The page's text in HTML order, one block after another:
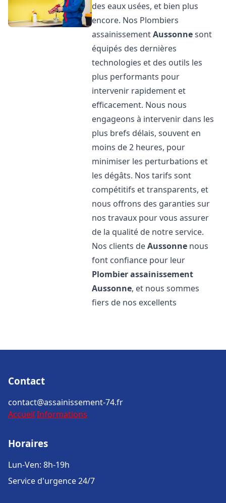
des eaux usées, et bien plus
encore. Nos Plombiers
assainissementAussonnesont
équipés des dernières
technologies et des outils les
plus performants pour
intervenir rapidement et
efficacement. Nous nous
engageons à intervenir dans les
plus brefs délais, souvent en
moins de 2 heures, pour
minimiser les perturbations et
les dégâts. Nos tarifs sont
compétitifs et transparents, et
nous offrons des garanties sur
nos travaux pour vous assurer
de la qualité de notre service.
Nos clients deAussonne nous
font confiance pour leur
Plombier assainissement
Aussonne, et nous sommes
fiers de nos excellents
Contact
contact@assainissement-74.fr
Accueil Informations
Horaires
Lun-Ven: 8h-19h
Service d'urgence 24/7